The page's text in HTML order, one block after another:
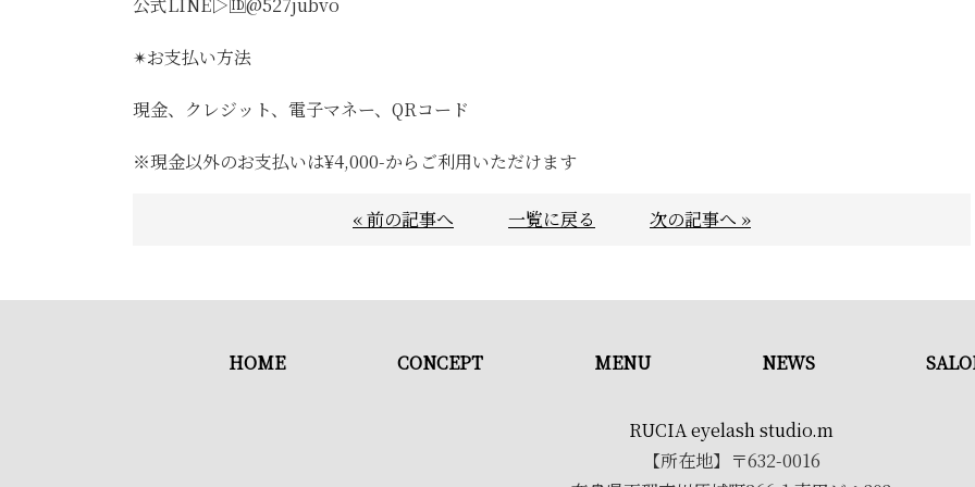
公式LINE▷🆔@527jubvo
✴︎お支払い方法
現金、クレジット、電子マネー、QRコード
※現金以外のお支払いは¥4,000-からご利用いただけます
« 前の記事へ 一覧に戻る 次の記事へ »
HOME CONCEPT MENU NEWS
RUCIA eyelash studio.m
【所在地】〒632-0016